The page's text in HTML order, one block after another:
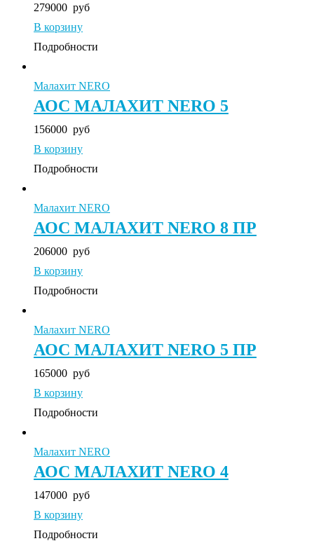
279000 руб
В корзину
Подробности
Малахит NERO
АОС МАЛАХИТ NERO 5
156000 руб
В корзину
Подробности
Малахит NERO
АОС МАЛАХИТ NERO 8 ПР
206000 руб
В корзину
Подробности
Малахит NERO
АОС МАЛАХИТ NERO 5 ПР
165000 руб
В корзину
Подробности
Малахит NERO
АОС МАЛАХИТ NERO 4
147000 руб
В корзину
Подробности